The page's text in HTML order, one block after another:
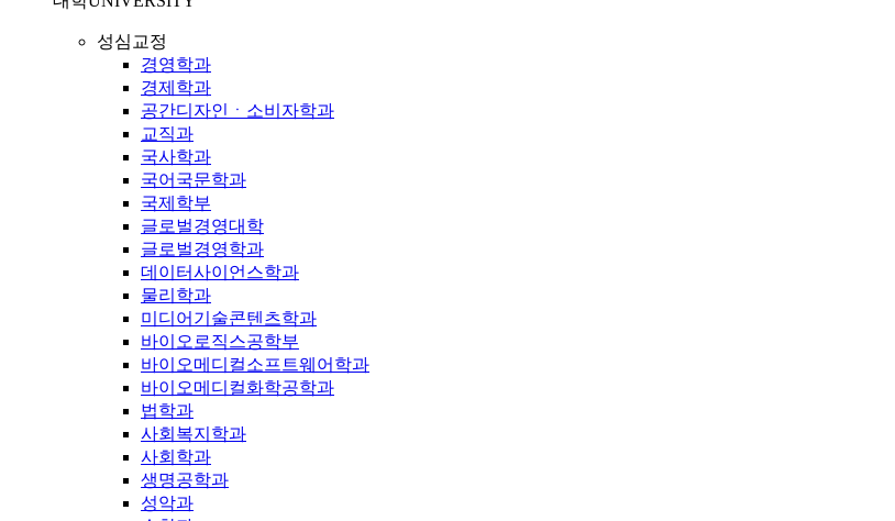
성심교정
경영학과
경제학과
공간디자인ㆍ소비자학과
교직과
국사학과
국어국문학과
국제학부
글로벌경영대학
글로벌경영학과
데이터사이언스학과
물리학과
미디어기술콘텐츠학과
바이오로직스공학부
바이오메디컬소프트웨어학과
바이오메디컬화학공학과
법학과
사회복지학과
사회학과
생명공학과
성악과